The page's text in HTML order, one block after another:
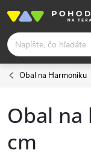
obsah
Obal na Harmoniku
Obal
cm